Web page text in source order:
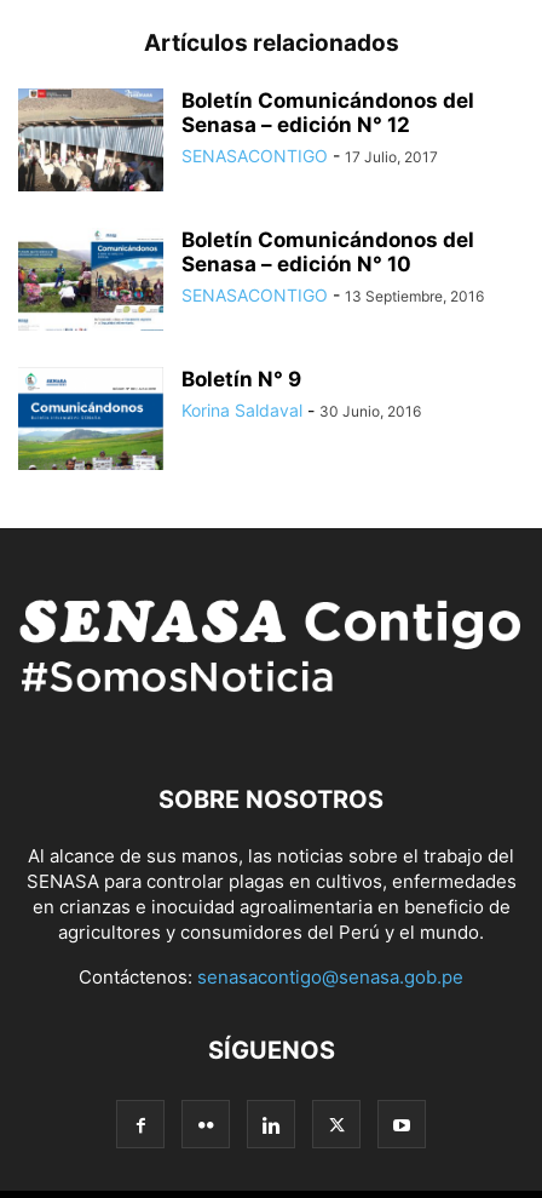
Artículos relacionados
Boletín Comunicándonos del
Senasa – edición N° 12
SENASACONTIGO - 17 Julio, 2017
Boletín Comunicándonos del
Senasa – edición N° 10
SENASACONTIGO - 13 Septiembre, 2016
Boletín N° 9
Korina Saldaval - 30 Junio, 2016
SOBRE NOSOTROS
Al alcance de sus manos, las noticias sobre el trabajo del
SENASA para controlar plagas en cultivos, enfermedades
en crianzas e inocuidad agroalimentaria en beneficio de
agricultores y consumidores del Perú y el mundo.
Contáctenos: senasacontigo@senasa.gob.pe
SÍGUENOS